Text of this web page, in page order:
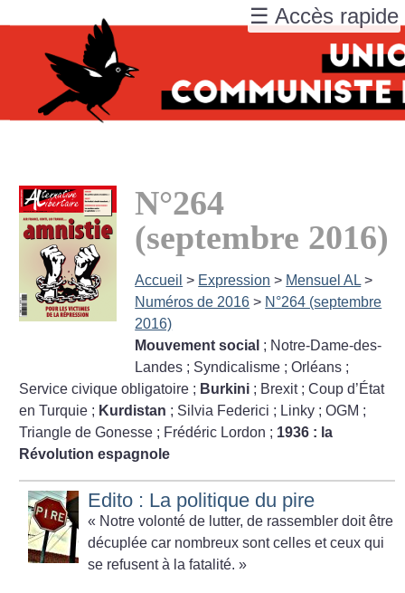
N°264
(septembre 2016)
Accueil > Expression > Mensuel AL >
Numéros de 2016 > N°264 (septembre
2016)
Mouvement social ; Notre-Dame-des-
Landes ; Syndicalisme ; Orléans ;
Service civique obligatoire ; Burkini ; Brexit ; Coup d’État
en Turquie ; Kurdistan ; Silvia Federici ; Linky ; OGM ;
Triangle de Gonesse ; Frédéric Lordon ; 1936 : la
Révolution espagnole
Edito : La politique du pire
« Notre volonté de lutter, de rassembler doit être
décuplée car nombreux sont celles et ceux qui
se refusent à la fatalité. »
☰ Accès rapide